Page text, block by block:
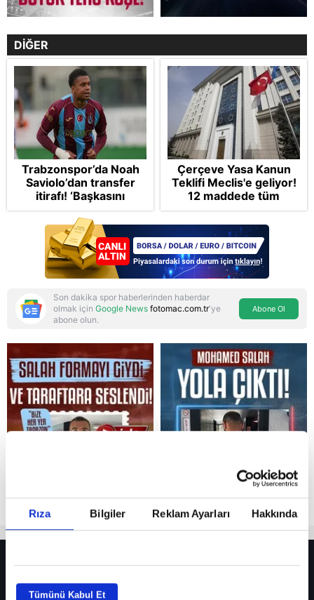
Rıza Bilgiler Reklam Ayarları Hakkında
Tümünü Kabul Et
Reddet
DİĞER
Trabzonspor’da Noah
Saviolo’dan transfer
itirafı! ‘Başkasını
izlemeye geldi’
Çerçeve Yasa Kanun
Teklifi Meclis'e geliyor!
12 maddede tüm
detaylar Takvim'de:
Silah bırakmada tespit
ve teyit MGK'da
Son dakika spor haberlerinden haberdar
olmak için Google News fotomac.com.tr'ye
abone olun.
Abone Ol
Fenerbahçe’de sürpriz ayrılık ihtimali! Devre arasında gelmişti